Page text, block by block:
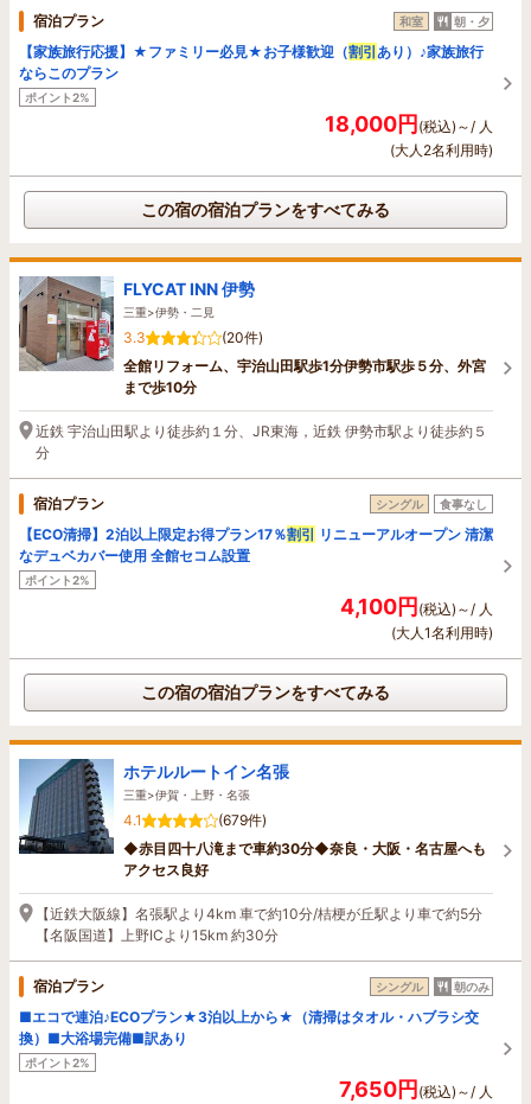
宿泊プラン 和室 朝・夕
【家族旅行応援】★ファミリー必見★お子様歓迎（割引 あり）♪家族旅行
ならこのプラン
ポイント2%
18,000円(税込)～/ 人
(大人2名利用時)
この宿の宿泊プランをすべてみる
FLYCAT INN 伊勢
三重>伊勢・二見
3.3
(20件)
全館リフォーム、宇治山田駅歩1分伊勢市駅歩５分、外宮
まで歩10分
近鉄 宇治山田駅より徒歩約１分、JR東海，近鉄 伊勢市駅より徒歩約５
分
宿泊プラン シングル 食事なし
【ECO清掃】2泊以上限定お得プラン17％割引 リニューアルオープン 清潔
なデュベカバー使用 全館セコム設置
ポイント2%
4,100円(税込)～/ 人
(大人1名利用時)
この宿の宿泊プランをすべてみる
ホテルルートイン名張
三重>伊賀・上野・名張
4.1
(679件)
◆赤目四十八滝まで車約30分◆奈良・大阪・名古屋へも
アクセス良好
【近鉄大阪線】名張駅より4km 車で約10分/桔梗が丘駅より車で約5分
【名阪国道】上野ICより15km 約30分
宿泊プラン シングル 朝のみ
■エコで連泊♪ECOプラン★3泊以上から★（清掃はタオル・ハブラシ交
換）■大浴場完備■訳あり
ポイント2%
7,650円(税込)～/ 人